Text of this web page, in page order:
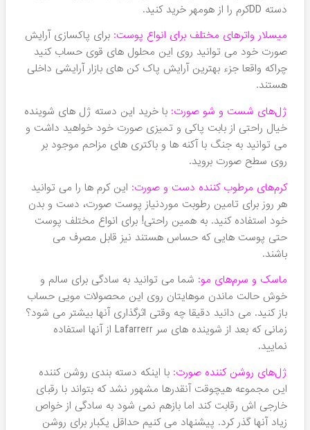
کرم های ضد آفتاب با کیفیت:بله این مشهور ترین، پرفروش
ترین و جذاب ترین دسته بندی تولید شده توسط برند Lafarrerr
است که واقعا کیفیت فوق العاده ای دارند. تمامی مدل های این
کرم ها در هومهر یعنینمایندگی محصولات لافارر
باشند. فروش این دسته‌بندی در هومهر از ابتدا تا به الان فوق
العاده بوده است و به همین دلیل هومهر هرگز موجودی این
دسته را کاهش نمی دهد.
شامپو های کنترل کننده چربی: این شوینده های خوش قیمت را
می توانید با قیمت های باورنکردنی از هومهر تهیه کنید و این را
بدانید که با ترکیبات گیاهی غنی سازی شده اند. برای موهای
چرب شبیه به یک معجزه هستند و می توانند به خوبی باعث
تنظیم میزان چربی در کف سر شوند و بدین ترتیب از بسیاری از
مشکلات مو پیشگیری کنند. پس اگر موی چرب دارید، این
شامپو همان چیزی است که بدرد موی شما خواهد خورد و مفید
واقع خواهد شد.
شوینده های ضدریزش موی سر که انواع مختلفی دارند: این
شرکت شوینده های چندگانه ای را با استفاده ماده موثره
ماینوکسیدیل تولید کرده است که هر کدام برای یک نوع خاصی